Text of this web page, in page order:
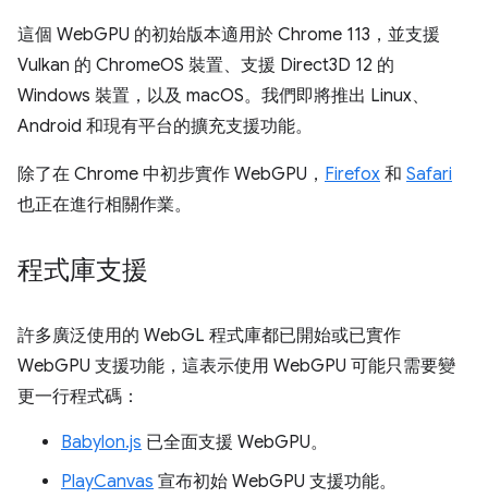
這個 WebGPU 的初始版本適用於 Chrome 113，並支援
Vulkan 的 ChromeOS 裝置、支援 Direct3D 12 的
Windows 裝置，以及 macOS。我們即將推出 Linux、
Android 和現有平台的擴充支援功能。
除了在 Chrome 中初步實作 WebGPU， Firefox 和 Safari
也正在進行相關作業。
程式庫支援
許多廣泛使用的 WebGL 程式庫都已開始或已實作
WebGPU 支援功能，這表示使用 WebGPU 可能只需要變
更一行程式碼：
Babylon.js 已全面支援 WebGPU。
PlayCanvas 宣布初始 WebGPU 支援功能。